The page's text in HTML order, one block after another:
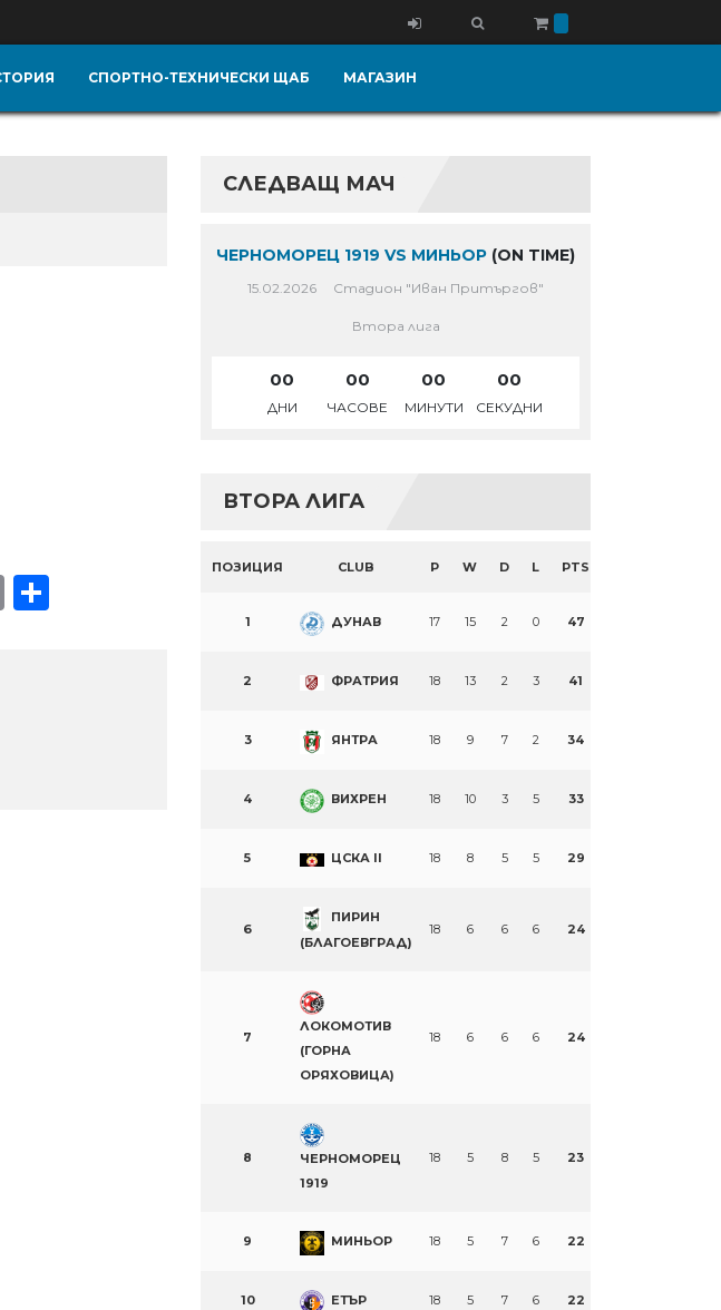
СПОРТНО-ТЕХНИЧЕСКИ ЩАБ МАГАЗИН
EmailShare
СЛЕДВАЩ МАЧ
ЧЕРНОМОРЕЦ 1919 VS МИНЬОР (ON TIME)
15.02.2026 Стадион "Иван Притъргов"
Втора лига
00
ДНИ
00
ЧАСОВЕ
00
МИНУТИ
00
СЕКУДНИ
ВТОРА ЛИГА
ПОЗИЦИЯ CLUB P W D L PTS
1 ДУНАВ 17 15 2 0 47
2 ФРАТРИЯ 18 13 2 3 41
3 ЯНТРА 18 9 7 2 34
4 ВИХРЕН 18 10 3 5 33
5 ЦСКА II 18 8 5 5 29
6
ПИРИН
(БЛАГОЕВГРАД)
18 6 6 6 24
7
ЛОКОМОТИВ
(ГОРНА
ОРЯХОВИЦА)
18 6 6 6 24
8
ЧЕРНОМОРЕЦ
1919
18 5 8 5 23
9 МИНЬОР 18 5 7 6 22
10 ЕТЪР 18 5 7 6 22